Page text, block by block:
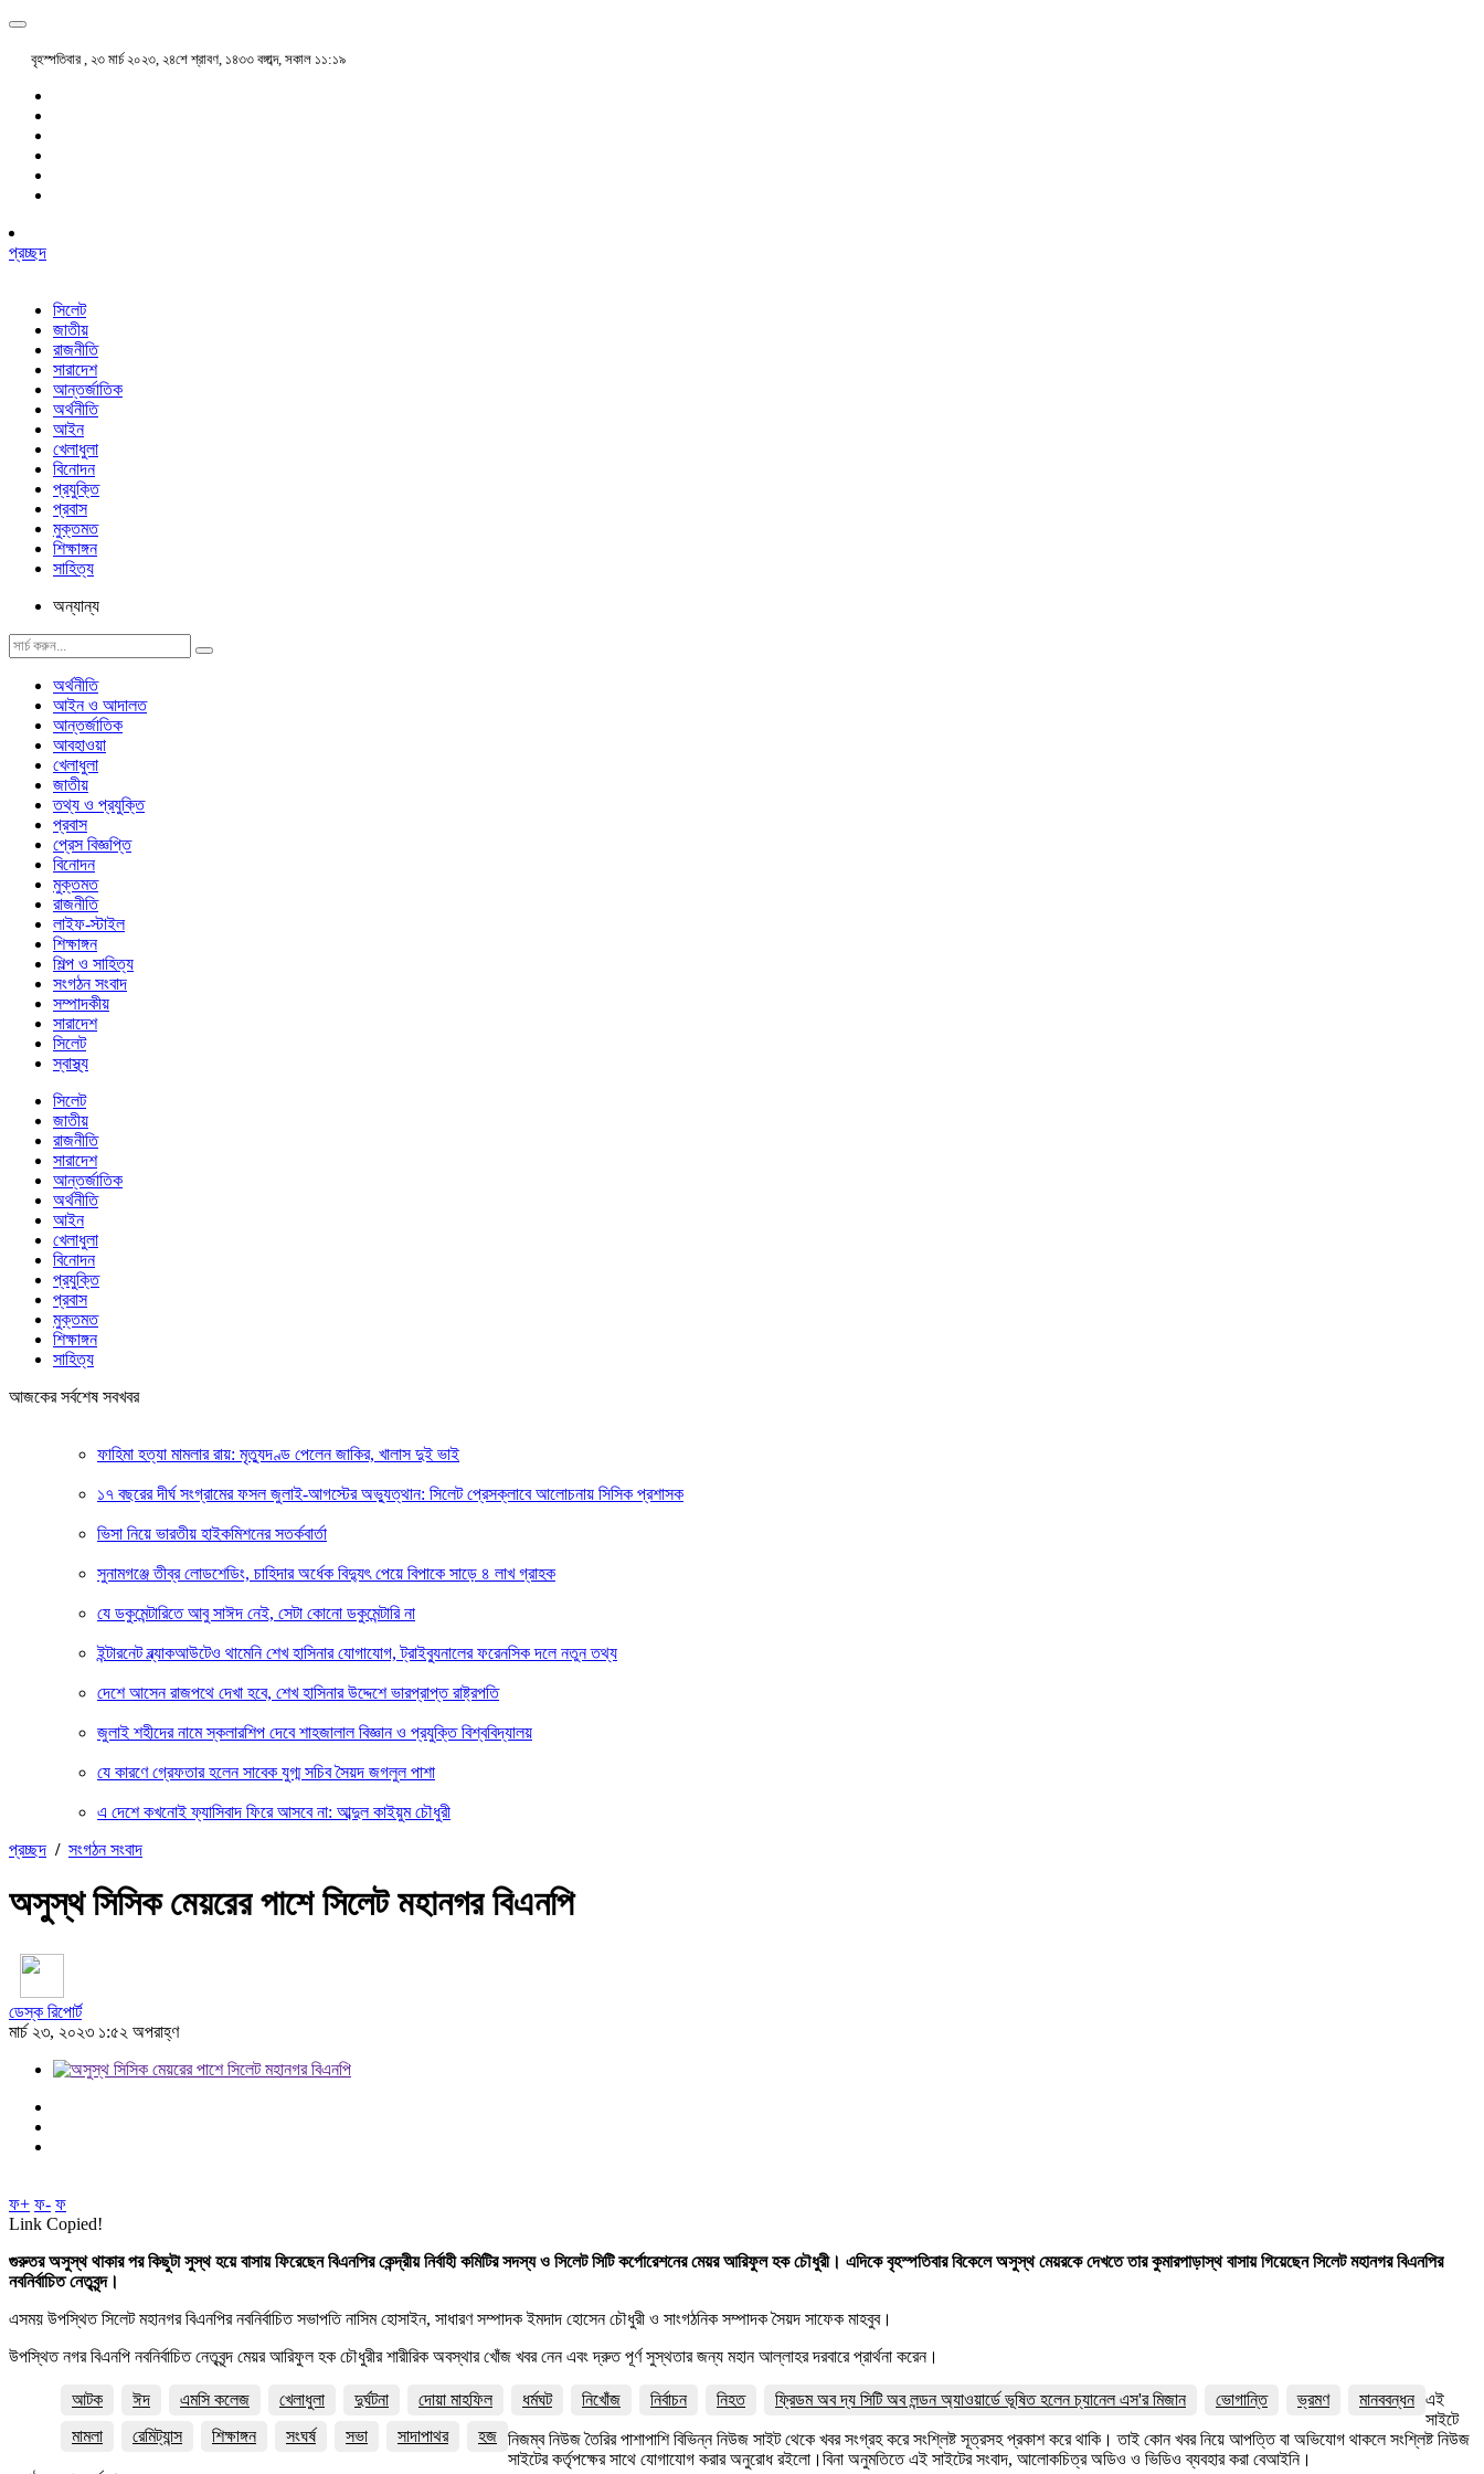
বৃহস্পতিবার , ২৩ মার্চ ২০২৩, ২৪শে শ্রাবণ, ১৪৩৩ বঙ্গাব্দ, সকাল ১১:১৯
প্রচ্ছদ
সিলেট
জাতীয়
রাজনীতি
সারাদেশ
আন্তর্জাতিক
অর্থনীতি
আইন
খেলাধুলা
বিনোদন
প্রযুক্তি
প্রবাস
মুক্তমত
শিক্ষাঙ্গন
সাহিত্য
অন্যান্য
অর্থনীতি
আইন ও আদালত
আন্তর্জাতিক
আবহাওয়া
খেলাধুলা
জাতীয়
তথ্য ও প্রযুক্তি
প্রবাস
প্রেস বিজ্ঞপ্তি
বিনোদন
মুক্তমত
রাজনীতি
লাইফ-স্টাইল
শিক্ষাঙ্গন
শিল্প ও সাহিত্য
সংগঠন সংবাদ
সম্পাদকীয়
সারাদেশ
সিলেট
স্বাস্থ্য
সিলেট
জাতীয়
রাজনীতি
সারাদেশ
আন্তর্জাতিক
অর্থনীতি
আইন
খেলাধুলা
বিনোদন
প্রযুক্তি
প্রবাস
মুক্তমত
শিক্ষাঙ্গন
সাহিত্য
আজকের সর্বশেষ সবখবর
ফাহিমা হত্যা মামলার রায়: মৃত্যুদণ্ড পেলেন জাকির, খালাস দুই ভাই
১৭ বছরের দীর্ঘ সংগ্রামের ফসল জুলাই-আগস্টের অভ্যুত্থান: সিলেট প্রেসক্লাবে আলোচনায় সিসিক প্রশাসক
ভিসা নিয়ে ভারতীয় হাইকমিশনের সতর্কবার্তা
সুনামগঞ্জে তীব্র লোডশেডিং, চাহিদার অর্ধেক বিদ্যুৎ পেয়ে বিপাকে সাড়ে ৪ লাখ গ্রাহক
যে ডকুমেন্টারিতে আবু সাঈদ নেই, সেটা কোনো ডকুমেন্টারি না
ইন্টারনেট ব্ল্যাকআউটেও থামেনি শেখ হাসিনার যোগাযোগ, ট্রাইব্যুনালের ফরেনসিক দলে নতুন তথ্য
দেশে আসেন রাজপথে দেখা হবে, শেখ হাসিনার উদ্দেশে ভারপ্রাপ্ত রাষ্ট্রপতি
জুলাই শহীদের নামে স্কলারশিপ দেবে শাহজালাল বিজ্ঞান ও প্রযুক্তি বিশ্ববিদ্যালয়
যে কারণে গ্রেফতার হলেন সাবেক যুগ্ম সচিব সৈয়দ জগলুল পাশা
এ দেশে কখনোই ফ্যাসিবাদ ফিরে আসবে না: আব্দুল কাইয়ুম চৌধুরী
প্রচ্ছদ / সংগঠন সংবাদ
অসুস্থ সিসিক মেয়রের পাশে সিলেট মহানগর বিএনপি
ডেস্ক রিপোর্ট
মার্চ ২৩, ২০২৩ ১:৫২ অপরাহ্ণ
ফ+ ফ- ফ
Link Copied!
গুরুতর অসুস্থ থাকার পর কিছুটা সুস্থ হয়ে বাসায় ফিরেছেন বিএনপির কেন্দ্রীয় নির্বাহী কমিটির সদস্য ও সিলেট সিটি কর্পোরেশনের মেয়র আরিফুল হক চৌধুরী। এদিকে বৃহস্পতিবার বিকেলে অসুস্থ মেয়রকে দেখতে তার কুমারপাড়াস্থ বাসায় গিয়েছেন সিলেট মহানগর বিএনপির
নবনির্বাচিত নেতৃবৃন্দ।
এসময় উপস্থিত সিলেট মহানগর বিএনপির নবনির্বাচিত সভাপতি নাসিম হোসাইন, সাধারণ সম্পাদক ইমদাদ হোসেন চৌধুরী ও সাংগঠনিক সম্পাদক সৈয়দ সাফেক মাহবুব।
উপস্থিত নগর বিএনপি নবনির্বাচিত নেতৃবৃন্দ মেয়র আরিফুল হক চৌধুরীর শারীরিক অবস্থার খোঁজ খবর নেন এবং দ্রুত পূর্ণ সুস্থতার জন্য মহান আল্লাহর দরবারে প্রার্থনা করেন।
আটক ঈদ এমসি কলেজ খেলাধুলা দুর্ঘটনা দোয়া মাহফিল ধর্মঘট নিখোঁজ নির্বাচন নিহত ফ্রিডম অব দ্য সিটি অব লন্ডন অ্যাওয়ার্ডে ভূষিত হলেন চ্যানেল এস'র মিজান ভোগান্তি ভ্রমণ
মানববন্ধন
মামলা
রেমিট্যান্স শিক্ষাঙ্গন সংঘর্ষ সভা সাদাপাথর হজ
এই
সাইটে
নিজম্ব নিউজ তৈরির পাশাপাশি বিভিন্ন নিউজ সাইট থেকে খবর সংগ্রহ করে সংশ্লিষ্ট সূত্রসহ প্রকাশ করে থাকি। তাই কোন খবর নিয়ে আপত্তি বা অভিযোগ থাকলে সংশ্লিষ্ট নিউজ
সাইটের কর্তৃপক্ষের সাথে যোগাযোগ করার অনুরোধ রইলো।বিনা অনুমতিতে এই সাইটের সংবাদ, আলোকচিত্র অডিও ও ভিডিও ব্যবহার করা বেআইনি।